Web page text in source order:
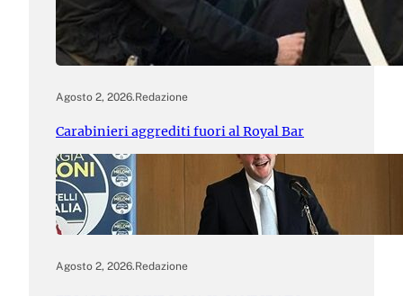
Agosto 2, 2026.Redazione
Carabinieri aggrediti fuori al Royal Bar
Agosto 2, 2026.Redazione